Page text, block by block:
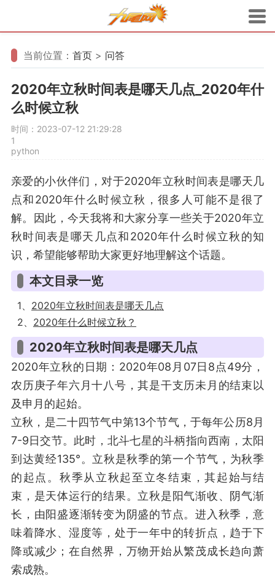
当前位置： 首页 > 问答
2020年立秋时间表是哪天几点_2020年什
么时候立秋
时间：2023-07-12 21:29:28
1
python
亲爱的小伙伴们，对于2020年立秋时间表是哪天几
点和2020年什么时候立秋，很多人可能不是很了
解。因此，今天我将和大家分享一些关于2020年立
秋时间表是哪天几点和2020年什么时候立秋的知
识，希望能够帮助大家更好地理解这个话题。
本文目录一览
1、 2020年立秋时间表是哪天几点
2、 2020年什么时候立秋？
2020年立秋时间表是哪天几点
2020年立秋的日期：2020年08月07日8点49分，
农历庚子年六月十八号，其是干支历未月的结束以
及申月的起始。
立秋，是二十四节气中第13个节气，于每年公历8月
7-9日交节。此时，北斗七星的斗柄指向西南，太阳
到达黄经135°。立秋是秋季的第一个节气，为秋季
的起点。秋季从立秋起至立冬结束，其起始与结
束，是天体运行的结果。立秋是阳气渐收、阴气渐
长，由阳盛逐渐转变为阴盛的节点。进入秋季，意
味着降水、湿度等，处于一年中的转折点，趋于下
降或减少；在自然界，万物开始从繁茂成长趋向萧
索成熟。